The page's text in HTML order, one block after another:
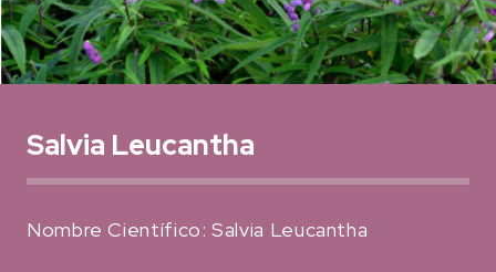
Salvia Leucantha
Nombre Científico: Salvia Leucantha